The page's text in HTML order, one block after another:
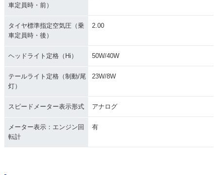
車定員時・前）
タイヤ標準指定空気圧（乗
車定員時・後）
2.00
ヘッドライト定格（Hi） 50W/40W
テールライト定格（制動/尾
灯）
23W/8W
スピードメーター表示形式 アナログ
メーター表示：エンジン回
転計
有